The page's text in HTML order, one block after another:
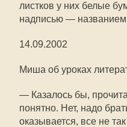
листков у них белые
надписью — названием
14.09.2002
Миша об уроках
— Казалось бы,
понятно. Нет, надо
оказывается, все не